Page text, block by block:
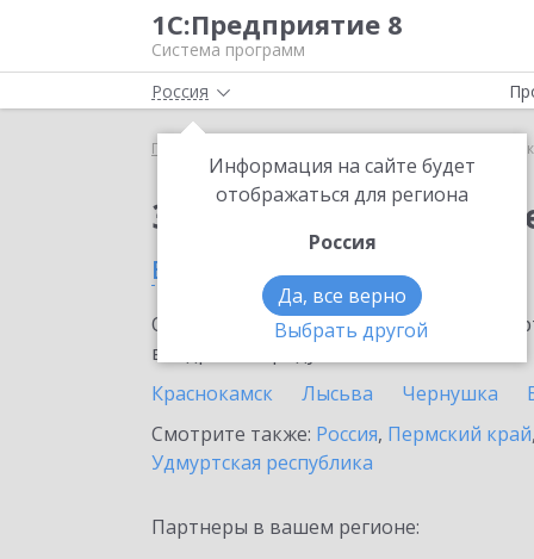
1С:Предприятие 8
Система программ
Россия
Информация на сайте будет
отображаться для региона
Россия
Да, все верно
Выбрать другой
Главная
Заказать 1С:Сканер
в Кудымкаре
Ознакомьтесь с информационными
внедрение продукта.
Краснокамск
Лысьва Чернушка
Смотрите также: Россия, Пермский край,
Удмуртская республика
Партнеры в вашем регионе: